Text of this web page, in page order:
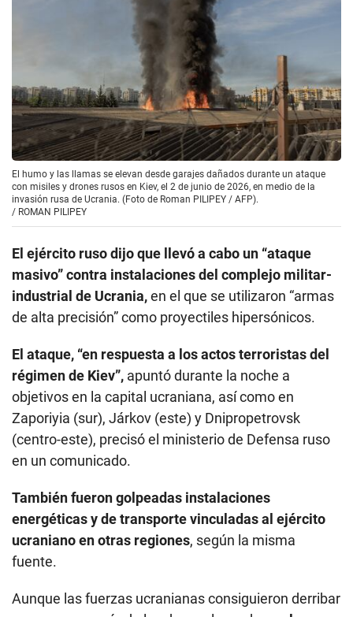
El humo y las llamas se elevan desde garajes dañados durante un ataque
con misiles y drones rusos en Kiev, el 2 de junio de 2026, en medio de la
invasión rusa de Ucrania. (Foto de Roman PILIPEY / AFP).
/ ROMAN PILIPEY
El ejército ruso dijo que llevó a cabo un “ataque
masivo” contra instalaciones del complejo militar-
industrial de Ucrania,en el que se utilizaron “armas
de alta precisión” como proyectiles hipersónicos.
El ataque, “en respuesta a los actos terroristas del
régimen de Kiev”, apuntó durante la noche a
objetivos en la capital ucraniana, así como en
Zaporiyia (sur), Járkov (este) y Dnipropetrovsk
(centro-este), precisó el ministerio de Defensa ruso
en un comunicado.
También fueron golpeadas instalaciones
energéticas y de transporte vinculadas al ejército
ucraniano en otras regiones, según la misma
fuente.
Aunque las fuerzas ucranianas consiguieron derribar